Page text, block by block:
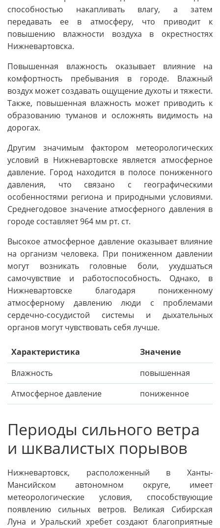
способностью накапливать влагу, а затем
передавать ее в атмосферу, что приводит к
повышению влажности воздуха в окрестностях
Нижневартовска.
Повышенная влажность оказывает влияние на
комфортность пребывания в городе. Влажный
воздух может создавать ощущение духоты и тяжести.
Также, повышенная влажность может приводить к
образованию туманов и осложнять видимость на
дорогах.
Другим значимым фактором метеорологических
условий в Нижневартовске является атмосферное
давление. Город находится в полосе пониженного
давления, что связано с географическими
особенностями региона и природными условиями.
Среднегодовое значение атмосферного давления в
городе составляет 964 мм рт. ст.
Высокое атмосферное давление оказывает влияние
на организм человека. При пониженном давлении
могут возникать головные боли, ухудшаться
самочувствие и работоспособность. Однако, в
Нижневартовске благодаря пониженному
атмосферному давлению люди с проблемами
сердечно-сосудистой системы и дыхательных
органов могут чувствовать себя лучше.
Характеристика
Значение
Влажность
повышенная
Атмосферное давление
пониженное
Периоды сильного ветра
и шквалистых порывов
Нижневартовск, расположенный в Ханты-
Мансийском автономном округе, имеет
метеорологические условия, способствующие
появлению сильных ветров. Великая Сибирская
Луна и Уральский хребет создают благоприятные